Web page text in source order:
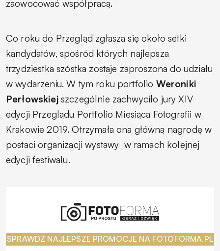
zaowocować współpracą.
Co roku do Przegląd zgłasza się około setki
kandydatów, spośród których najlepsza
trzydziestka szóstka zostaje zaproszona do udziału
w wydarzeniu. W tym roku portfolio Weroniki
Perłowskiejszczególnie zachwyciło jury XIV
edycji Przeglądu Portfolio Miesiąca Fotografii w
Krakowie 2019. Otrzymała ona główną nagrodę w
postaci organizacji wystawy w ramach kolejnej
edycji festiwalu.
SPRAWDŹ NAJLEPSZE PROMOCJE NA FOTOFORMA.PL